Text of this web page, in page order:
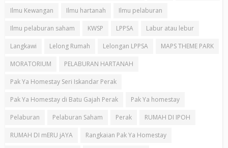
Ilmu Kewangan Ilmu hartanah Ilmu pelaburan
Ilmu pelaburan saham KWSP LPPSA Labur atau lebur
Langkawi Lelong Rumah Lelongan LPPSA MAPS THEME PARK
MORATORIUM PELABURAN HARTANAH
Pak Ya Homestay Seri Iskandar Perak
Pak Ya Homestay di Batu Gajah Perak Pak Ya homestay
Pelaburan Pelaburan Saham Perak RUMAH DI IPOH
RUMAH DI mERU jAYA Rangkaian Pak Ya Homestay